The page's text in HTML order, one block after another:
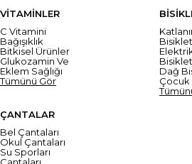
VİTAMİNLER
C Vitamini
Bağışıklık
Bitkisel Ürünler
Glukozamin Ve
Eklem Sağlığı
Tümünü Gör
Dağ
Çocuk
ÇANTALAR
Bel Çantaları
Okul Çantaları
Su Sporları